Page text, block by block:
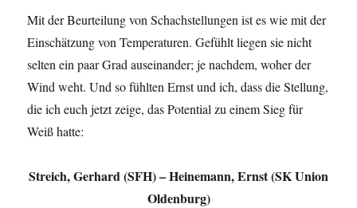
Mit der Beurteilung von Schachstellungen ist es wie mit der
Einschätzung von Temperaturen. Gefühlt liegen sie nicht
selten ein paar Grad auseinander; je nachdem, woher der
Wind weht. Und so fühlten Ernst und ich, dass die Stellung,
die ich euch jetzt zeige, das Potential zu einem Sieg für
Weiß hatte:
Streich, Gerhard (SFH) – Heinemann, Ernst (SK Union
Oldenburg)